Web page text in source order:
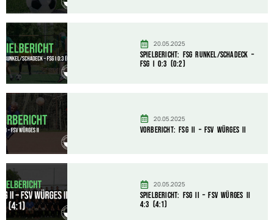
20.05.2025
Spielbericht: FSG Runkel/Schadeck –
FSG I 0:3 (0:2)
20.05.2025
Vorbericht: FSG II – FSV Würges II
20.05.2025
Spielbericht: FSG II – FSV Würges II
4:3 (4:1)